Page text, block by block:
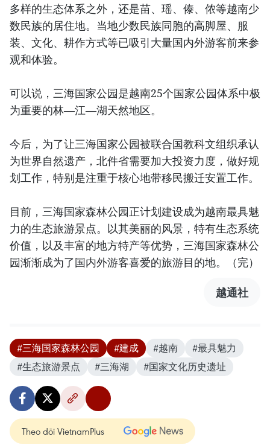
多样的生态体系之外，还是苗、瑶、傣、侬等越南少
数民族的居住地。当地少数民族同胞的高脚屋、服
装、文化、耕作方式等已吸引大量国内外游客前来参
观和体验。
可以说，三海国家公园是越南25个国家公园体系中极
为重要的林—江—湖天然地区。
今后，为了让三海国家公园被联合国教科文组织承认
为世界自然遗产，北件省需要加大投资力度，做好规
划工作，特别是注重于核心地带移民搬迁安置工作。
目前，三海国家森林公园正计划建设成为越南最具魅
力的生态旅游景点。以其美丽的风景，特有生态系统
价值，以及丰富的地方特产等优势，三海国家森林公
园渐渐成为了国内外游客喜爱的旅游目的地。（完）
越通社
#三海国家森林公园 #建成 #越南
#最具魅力
#生态旅游景点
#三海湖 #国家文化历史遗址
Theo dõi VietnamPlus